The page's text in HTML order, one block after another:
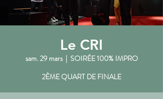
Le CRI
sam. 29 mars
  |
SOIRÉE 100% IMPRO
2ÈME QUART DE FINALE